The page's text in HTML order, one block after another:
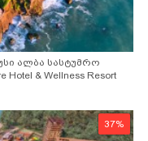
ალბა სასტუმრო
Hotel & Wellness Resort
37%